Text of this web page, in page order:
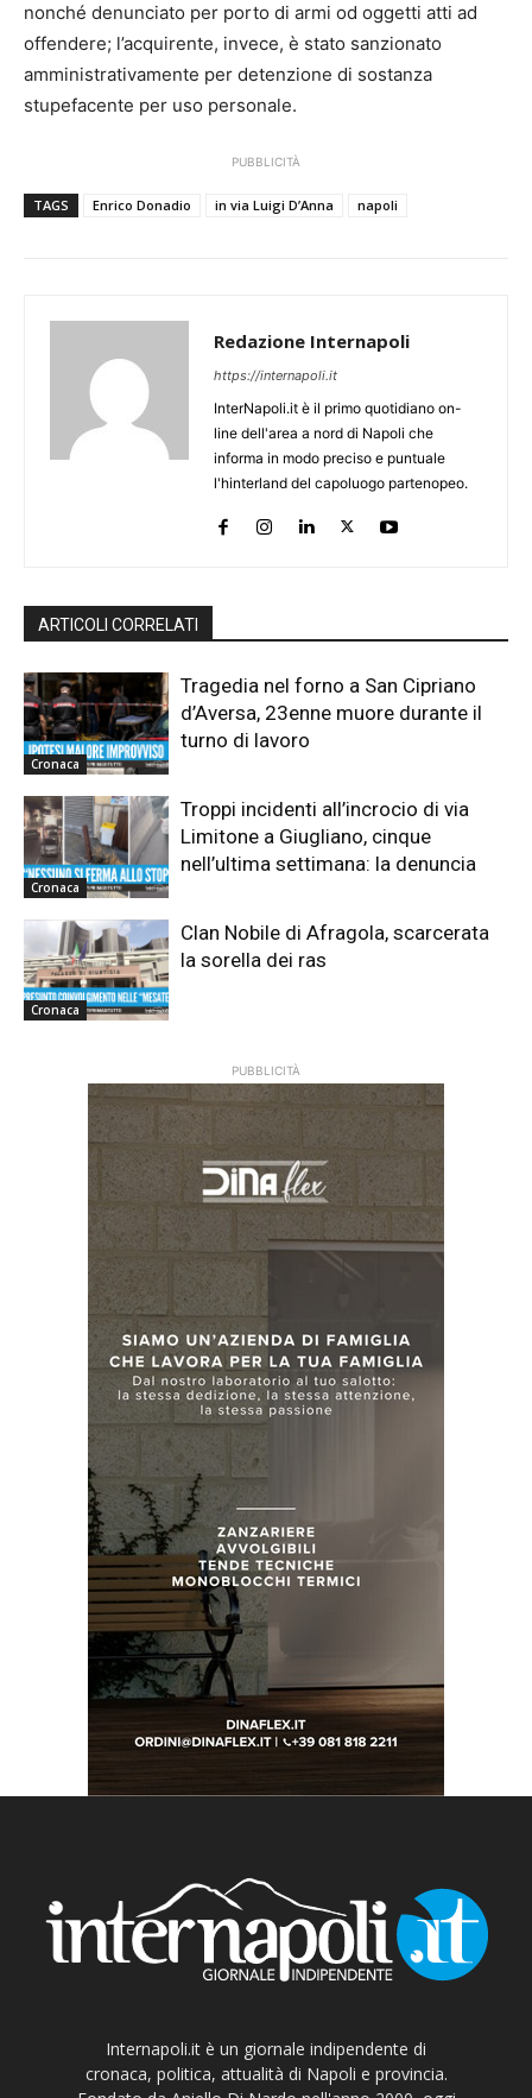
nonché denunciato per porto di armi od oggetti atti ad
offendere; l’acquirente, invece, è stato sanzionato
amministrativamente per detenzione di sostanza
stupefacente per uso personale.
PUBBLICITÀ
TAGS Enrico Donadio in via Luigi D’Anna napoli
Redazione Internapoli
https://internapoli.it
InterNapoli.it è il primo quotidiano on-
line dell'area a nord di Napoli che
informa in modo preciso e puntuale
l'hinterland del capoluogo partenopeo.
ARTICOLI CORRELATI
Cronaca
Tragedia nel forno a San Cipriano
d’Aversa, 23enne muore durante il
turno di lavoro
Cronaca
Troppi incidenti all’incrocio di via
Limitone a Giugliano, cinque
nell’ultima settimana: la denuncia
Cronaca
Clan Nobile di Afragola, scarcerata
la sorella dei ras
PUBBLICITÀ
Internapoli.it è un giornale indipendente di
cronaca, politica, attualità di Napoli e provincia.